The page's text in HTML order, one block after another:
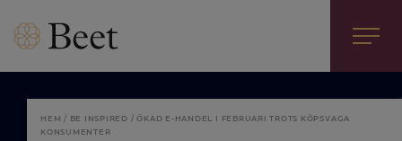
HEM BE INSPIRED
ÖKAD E-HANDEL I FEBRUARI TROTS KÖPSVAGA
KONSUMENTER